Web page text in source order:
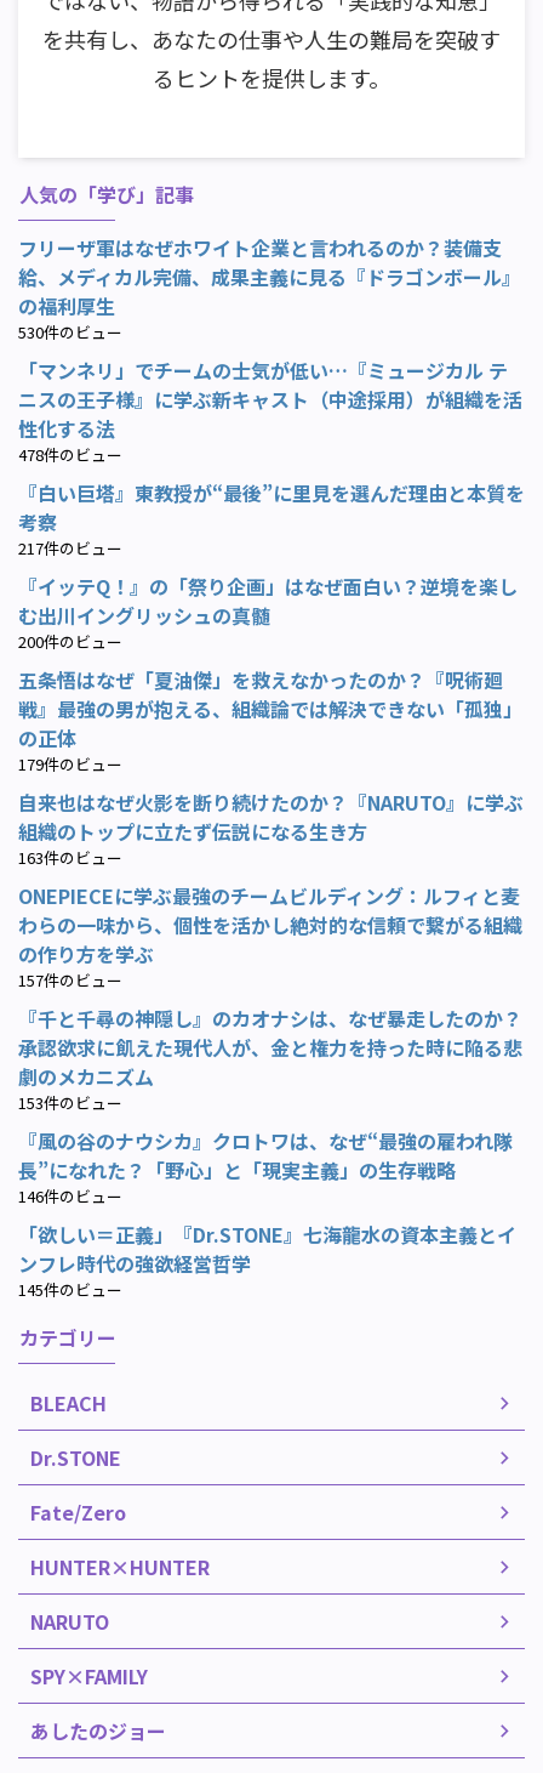
を共有し、あなたの仕事や人生の難局を突破す
るヒントを提供します。
人気の「学び」記事
フリーザ軍はなぜホワイト企業と言われるのか？装備支
給、メディカル完備、成果主義に見る『ドラゴンボール』
の福利厚生
530件のビュー
「マンネリ」でチームの士気が低い…『ミュージカル テ
ニスの王子様』に学ぶ新キャスト（中途採用）が組織を活
性化する法
478件のビュー
『白い巨塔』東教授が“最後”に里見を選んだ理由と本質を
考察
217件のビュー
『イッテQ！』の「祭り企画」はなぜ面白い？逆境を楽し
む出川イングリッシュの真髄
200件のビュー
五条悟はなぜ「夏油傑」を救えなかったのか？『呪術廻
戦』最強の男が抱える、組織論では解決できない「孤独」
の正体
179件のビュー
自来也はなぜ火影を断り続けたのか？『NARUTO』に学ぶ
組織のトップに立たず伝説になる生き方
163件のビュー
ONEPIECEに学ぶ最強のチームビルディング：ルフィと麦
わらの一味から、個性を活かし絶対的な信頼で繋がる組織
の作り方を学ぶ
157件のビュー
『千と千尋の神隠し』のカオナシは、なぜ暴走したのか？
承認欲求に飢えた現代人が、金と権力を持った時に陥る悲
劇のメカニズム
153件のビュー
『風の谷のナウシカ』クロトワは、なぜ“最強の雇われ隊
長”になれた？「野心」と「現実主義」の生存戦略
146件のビュー
「欲しい＝正義」『Dr.STONE』七海龍水の資本主義とイ
ンフレ時代の強欲経営哲学
145件のビュー
カテゴリー
BLEACH
Dr.STONE
Fate/Zero
HUNTER×HUNTER
NARUTO
SPY×FAMILY
あしたのジョー